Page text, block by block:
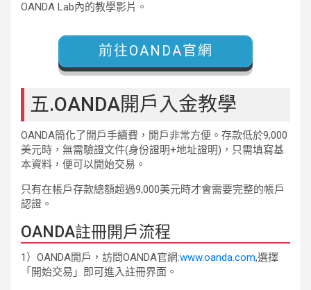
OANDA Lab內的教學影片。
前往OANDA官網
五.OANDA開戶入金教學
OANDA簡化了開戶手續費，開戶非常方便。存款低於9,000
美元時，無需驗證文件(身份證明+地址證明)，只需填寫基
本資料，便可以開始交易。
只有在帳戶存款總額超過9,000美元時才會需要完整的帳戶
認證。
OANDA註冊開戶流程
1）OANDA開戶，訪問OANDA官網:www.oanda.com,選擇
「開始交易」即可進入註冊界面。